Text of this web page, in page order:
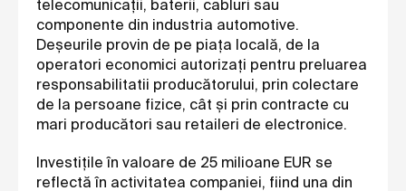
telecomunicaţii, baterii, cabluri sau
componente din industria automotive.
Deșeurile provin de pe piața locală, de la
operatori economici autorizați pentru preluarea
responsabilitatii producătorului, prin colectare
de la persoane fizice, cât și prin contracte cu
mari producători sau retaileri de electronice.
Investițile în valoare de 25 milioane EUR se
reflectă în activitatea companiei, fiind una din